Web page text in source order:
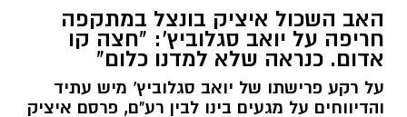
אביב נקש / 16:19 09.08.26 אולי יעניין אותך גם